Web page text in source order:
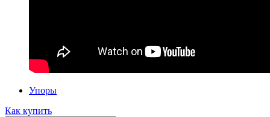
Упоры
Как купить